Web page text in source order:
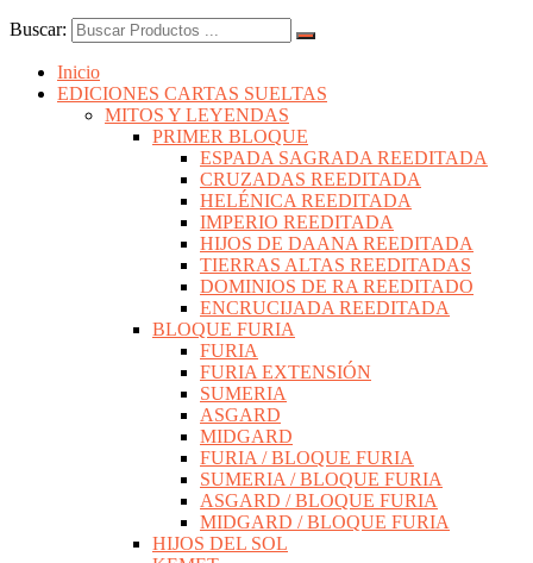
Buscar:
Inicio
EDICIONES CARTAS SUELTAS
MITOS Y LEYENDAS
PRIMER BLOQUE
ESPADA SAGRADA REEDITADA
CRUZADAS REEDITADA
HELÉNICA REEDITADA
IMPERIO REEDITADA
HIJOS DE DAANA REEDITADA
TIERRAS ALTAS REEDITADAS
DOMINIOS DE RA REEDITADO
ENCRUCIJADA REEDITADA
BLOQUE FURIA
FURIA
FURIA EXTENSIÓN
SUMERIA
ASGARD
MIDGARD
FURIA / BLOQUE FURIA
SUMERIA / BLOQUE FURIA
ASGARD / BLOQUE FURIA
MIDGARD / BLOQUE FURIA
HIJOS DEL SOL